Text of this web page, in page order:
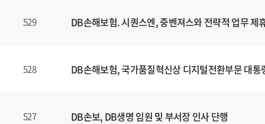
529 DB손해보험. 시퀀스엔, 중벤져스와 전략적 업무 제
528 DB손해보험, 국가품질혁신상 디지털전환부문 대통
527 DB손보, DB생명 임원 및 부서장 인사 단행